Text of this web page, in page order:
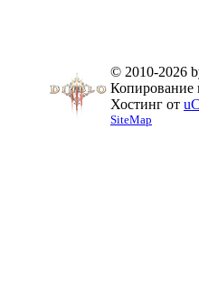
© 2010-2026
Копирование
Хостинг от
SiteMap